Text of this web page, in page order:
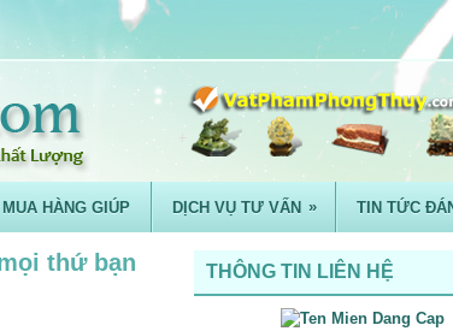
MUA HÀNG GIÚP DỊCH VỤ TƯ VẤN » TIN TỨC
thứ bạn
THÔNG TIN LIÊN HỆ